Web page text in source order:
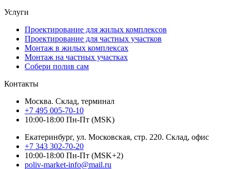
Услуги
Проектирование для жилых комплексов
Проектирование для частных участков
Монтаж в жилых комплексах
Монтаж на частных участках
Собери полив сам
Контакты
Москва. Склад, терминал
+7 495 005-70-10
10:00-18:00 Пн-Пт (MSK)
Екатеринбург, ул. Московская, стр. 220. Склад, офис
+7 343 302-70-20
10:00-18:00 Пн-Пт (MSK+2)
poliv-market-info@mail.ru